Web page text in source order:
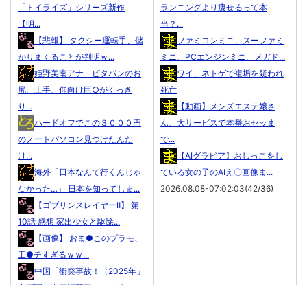
「トイライズ」シリーズ新作
【明...
【悲報】 タクシー運転手、儲
かりまくることが判明ｗ...
姫野美南アナ ピタパンのお
尻、土手、仰向け巨○がくっき
り...
ハードオフでこの３０００円
のノートパソコン見つけたんだ
け...
海外「日本なんて行くんじゃ
なかった…」 日本を知ってしま...
【ゴブリンスレイヤーⅡ】 第
10話 感想 家出少女と駆除...
【画像】 おま●このプラモ、
工●チすぎるｗｗ...
中国「衝突事故！（2025年」
ランニングより痩せるって本
当？...
ファミコンミニ、スーファミ
ミニ、PCエンジンミニ、メガド...
ワイ、ネトゲで複垢を疑われ
死亡
【動画】メンズエステ嬢さ
ん、大サービスで本番おセッま
で...
【AIグラビア】おしっこをし
ている女の子のAIえ〇画像ま...
2026.08.08-07:02:03(42/36)